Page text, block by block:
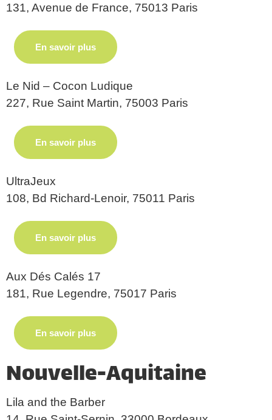
131, Avenue de France, 75013 Paris
En savoir plus
Le Nid – Cocon Ludique
227, Rue Saint Martin, 75003 Paris
En savoir plus
UltraJeux
108, Bd Richard-Lenoir, 75011 Paris
En savoir plus
Aux Dés Calés 17
181, Rue Legendre, 75017 Paris
En savoir plus
Nouvelle-Aquitaine
Lila and the Barber